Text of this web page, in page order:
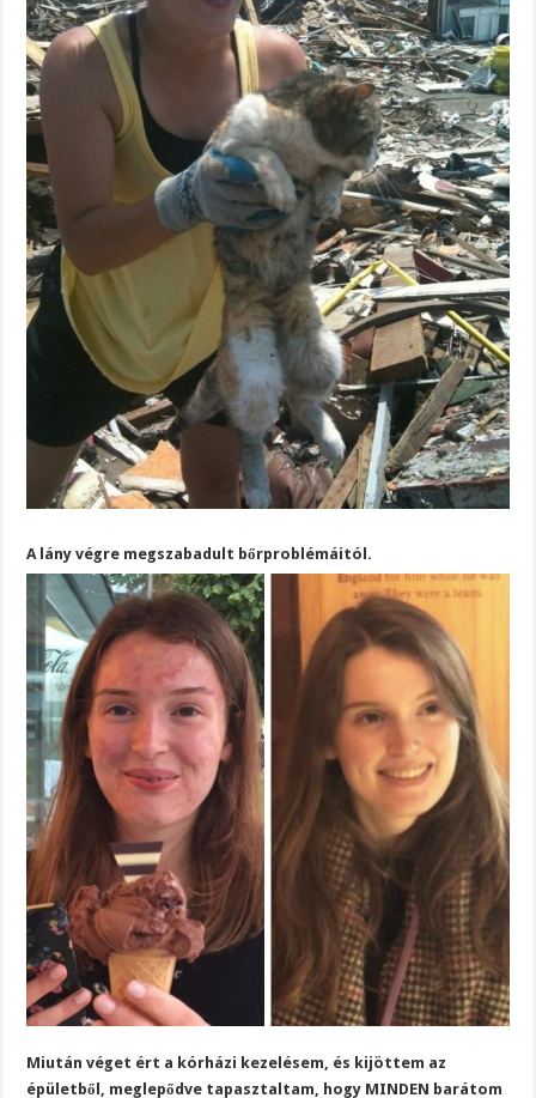
A lány végre megszabadult bőrproblémáitól.
Miután véget ért a kórházi kezelésem, és kijöttem az
épületből, meglepődve tapasztaltam, hogy MINDEN barátom